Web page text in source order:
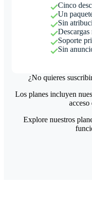
Cinco
Un
Sin
Descargas
Soporte
Sin
¿No quieres
Los planes incluyen
Explore nuestros